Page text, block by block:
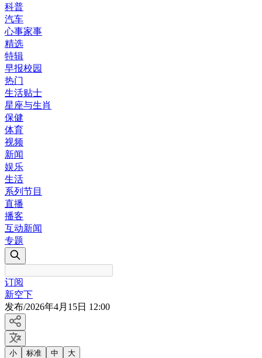
科普
汽车
心事家事
精选
特辑
早报校园
热门
生活贴士
星座与生肖
保健
体育
视频
新闻
娱乐
生活
系列节目
直播
播客
互动新闻
专题
订阅
新空下
发布/2026年4月15日 12:00
小 标准 中 大